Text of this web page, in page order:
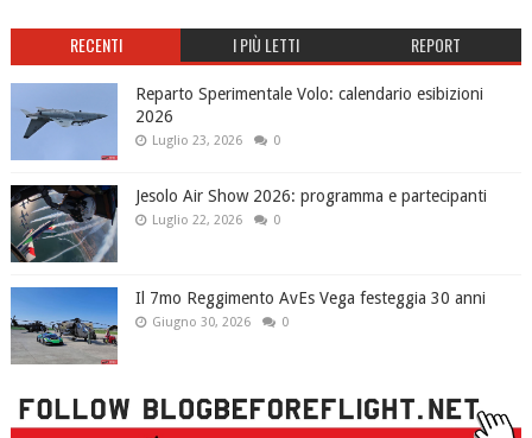
RECENTI I PIÙ LETTI REPORT
Reparto Sperimentale Volo: calendario esibizioni
2026
Luglio 23, 2026 0
Jesolo Air Show 2026: programma e partecipanti
Luglio 22, 2026 0
Il 7mo Reggimento AvEs Vega festeggia 30 anni
Giugno 30, 2026 0